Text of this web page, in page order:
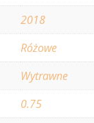
2018
Różowe
Wytrawne
0.75